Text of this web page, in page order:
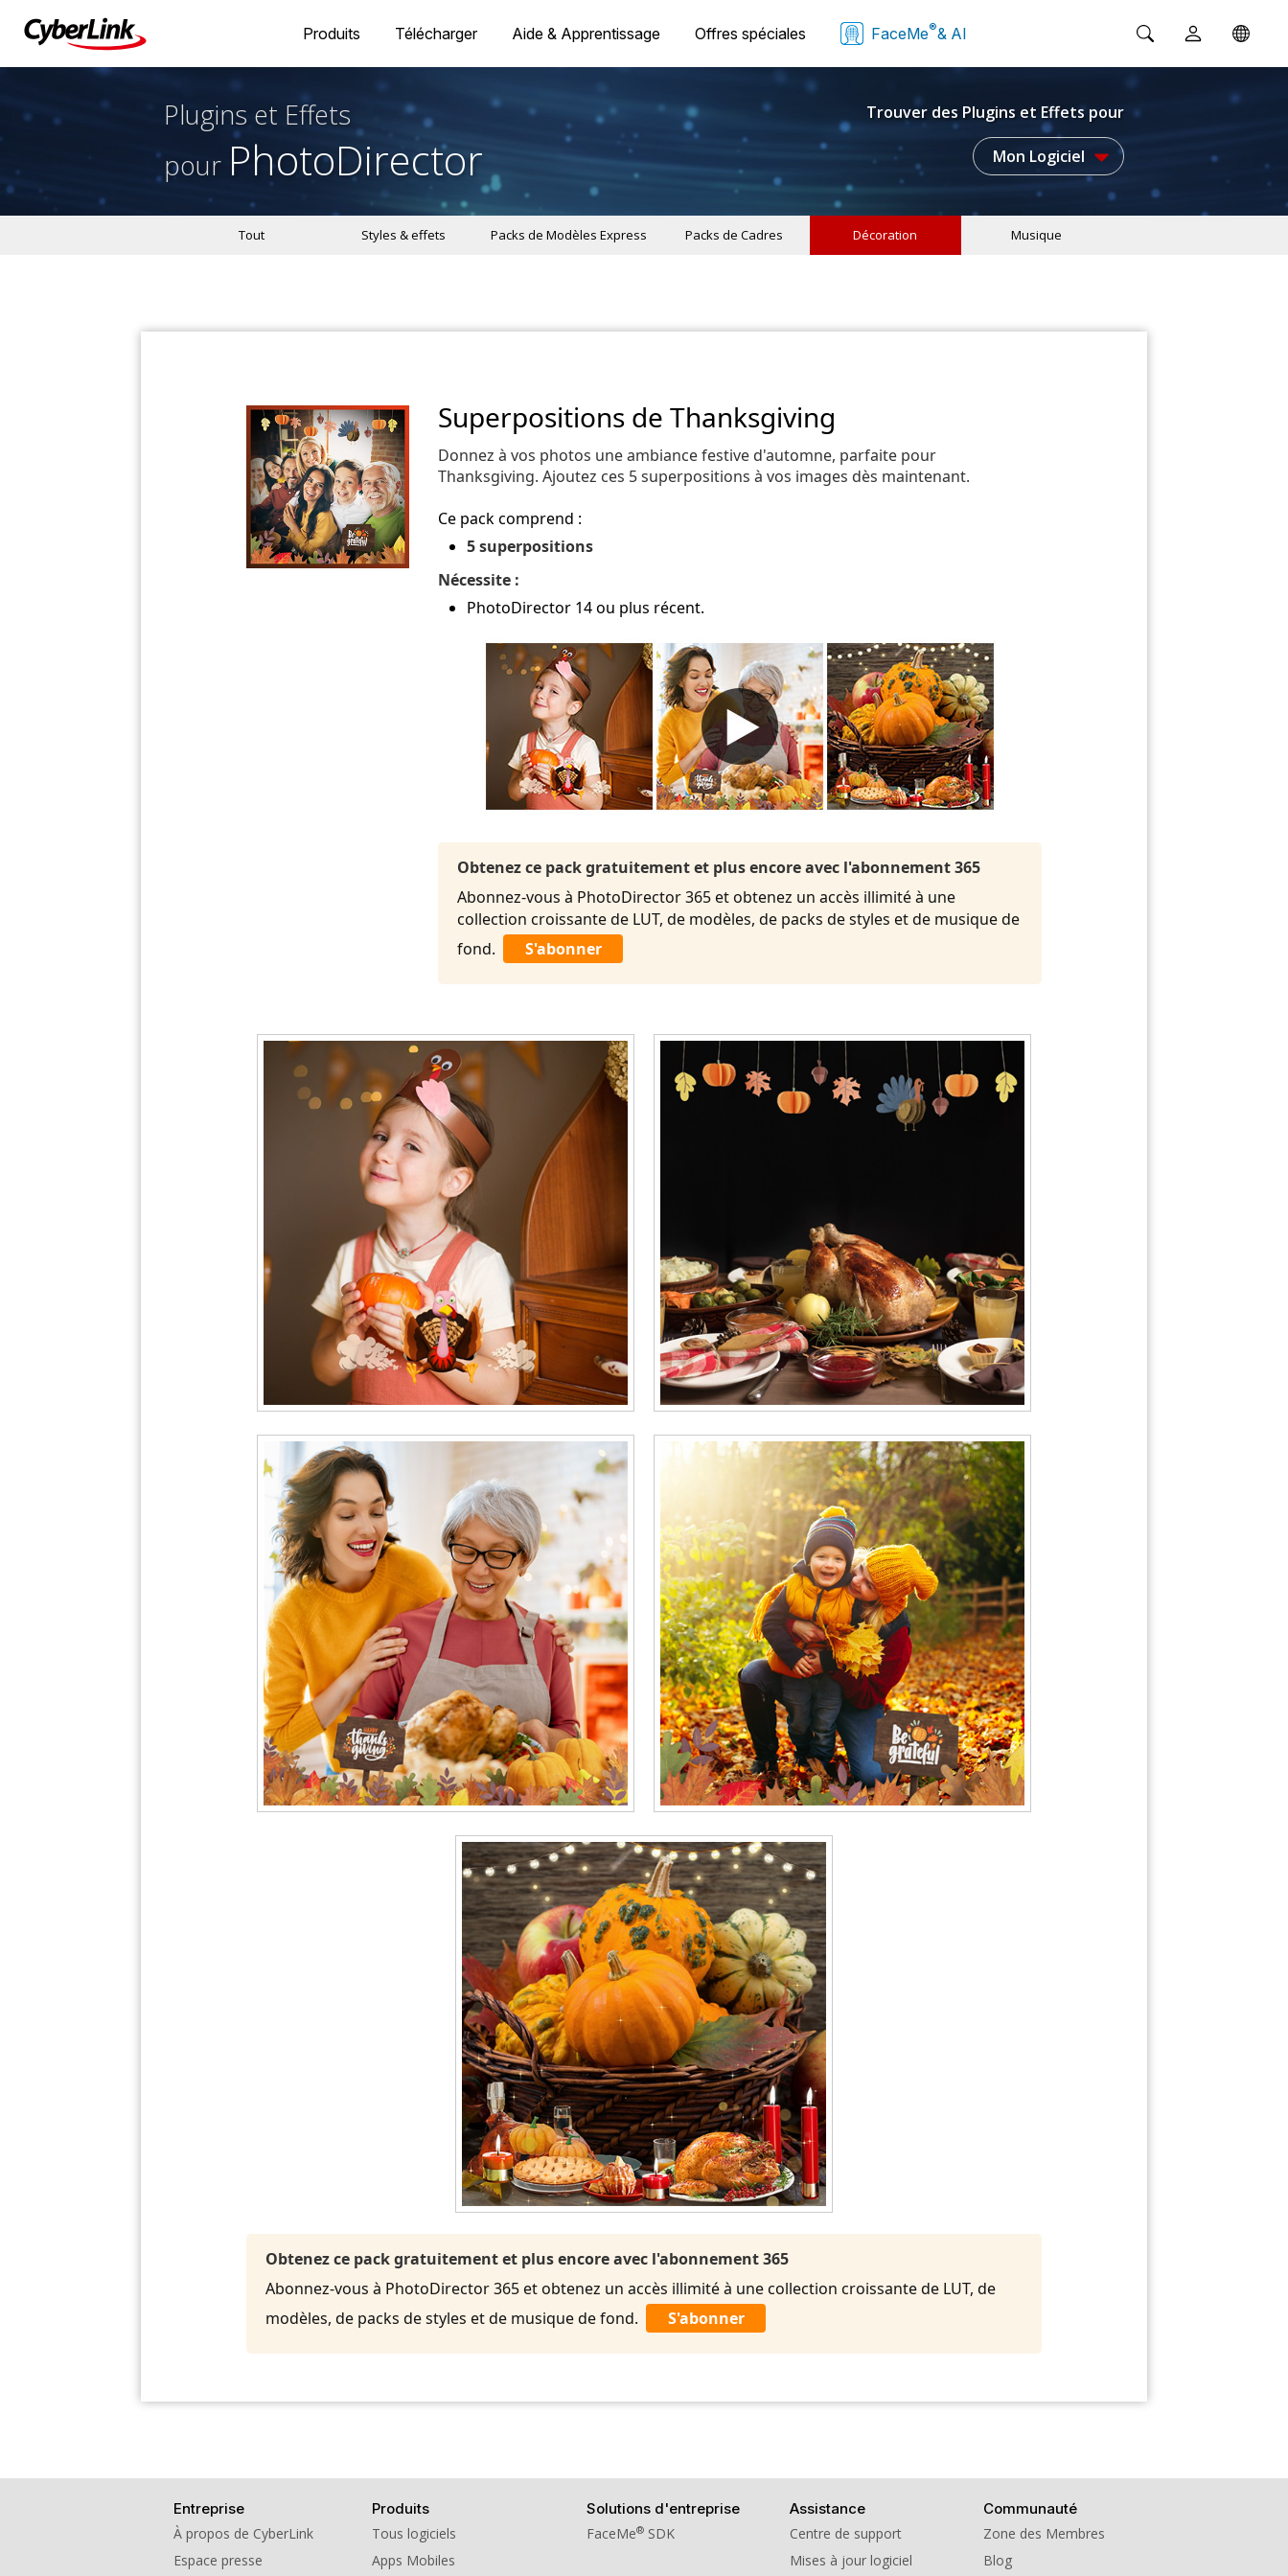
Produits Télécharger Aide & Apprentissage Offres spéciales FaceMe®& AI
Plugins et Effets
pour PhotoDirector
Trouver des Plugins et Effets pour
Mon Logiciel
Tout Styles & effets Packs de Modèles Express Packs de Cadres Décoration Musique
Superpositions de Thanksgiving
Donnez à vos photos une ambiance festive d'automne, parfaite pour
Thanksgiving. Ajoutez ces 5 superpositions à vos images dès maintenant.
Ce pack comprend :
5 superpositions
Nécessite :
PhotoDirector 14 ou plus récent.
Obtenez ce pack gratuitement et plus encore avec l'abonnement 365
Abonnez-vous à PhotoDirector 365 et obtenez un accès illimité à une
collection croissante de LUT, de modèles, de packs de styles et de musique de
fond.
S'abonner
Obtenez ce pack gratuitement et plus encore avec l'abonnement 365
Abonnez-vous à PhotoDirector 365 et obtenez un accès illimité à une collection croissante de LUT, de
modèles, de packs de styles et de musique de fond.
S'abonner
Entreprise
À propos de CyberLink
Espace presse
Produits
Tous logiciels
Apps Mobiles
Solutions d'entreprise
FaceMe®SDK
Assistance
Centre de support
Mises à jour logiciel
Communauté
Zone des Membres
Blog